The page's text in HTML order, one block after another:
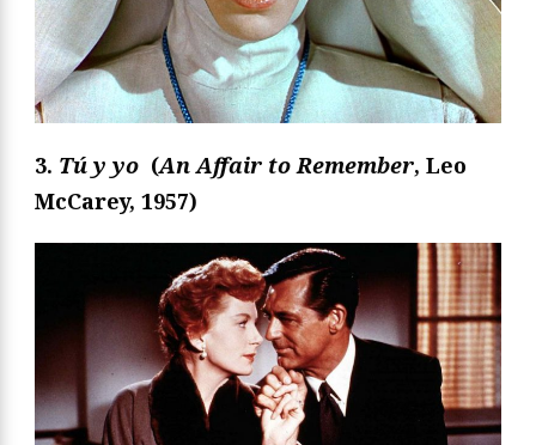
3. Tú y yo (An Affair to Remember, Leo
McCarey, 1957)